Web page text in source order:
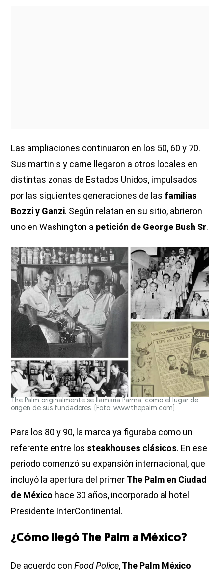
Las ampliaciones continuaron en los 50, 60 y 70.
Sus martinis y carne llegaron a otros locales en
distintas zonas de Estados Unidos, impulsados
por las siguientes generaciones de las familias
Bozzi y Ganzi. Según relatan en su sitio, abrieron
uno en Washington a petición de George Bush Sr.
The Palm originalmente se llamaría Parma, como el lugar de
origen de sus fundadores. (Foto: www.thepalm.com).
Para los 80 y 90, la marca ya figuraba como un
referente entre los steakhouses clásicos. En ese
periodo comenzó su expansión internacional, que
incluyó la apertura del primer The Palm en Ciudad
de México hace 30 años, incorporado al hotel
Presidente InterContinental.
¿Cómo llegó The Palm a México?
De acuerdo con Food Police,The Palm México